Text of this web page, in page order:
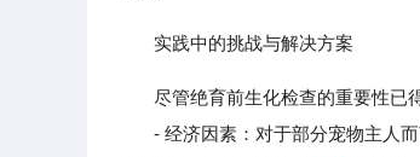
实践中的挑战与解决方案
尽管绝育前生化检查的重要性已
- 经济因素：对于部分宠物主人而